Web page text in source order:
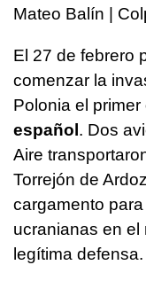
Mateo Balín |
El 27 de febrero
comenzar la
Polonia el primer
español . Dos
Aire
Torrejón de
cargamento
ucranianas en el
legítima defensa.